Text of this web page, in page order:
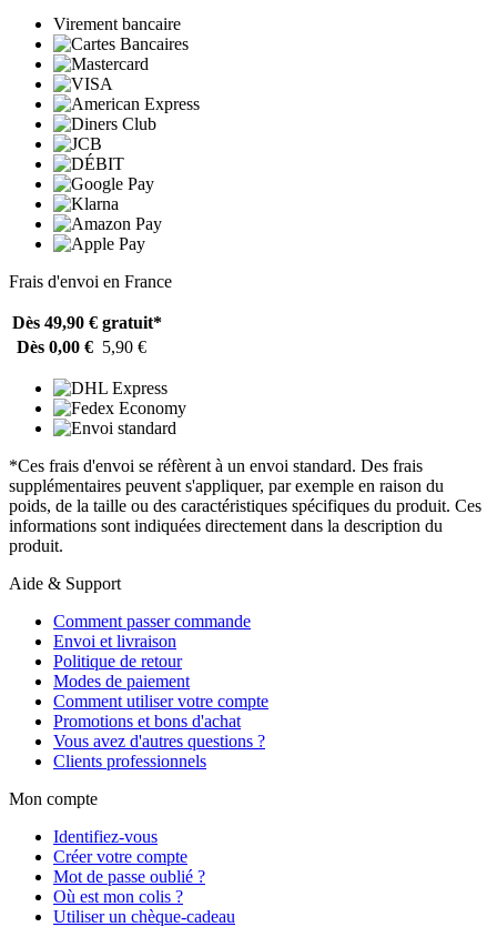
Virement bancaire
Frais d'envoi en France
Dès 49,90 € gratuit*
Dès 0,00 € 5,90 €
*Ces frais d'envoi se réfèrent à un envoi standard. Des frais
supplémentaires peuvent s'appliquer, par exemple en raison du
poids, de la taille ou des caractéristiques spécifiques du produit. Ces
informations sont indiquées directement dans la description du
produit.
Aide & Support
Comment passer commande
Envoi et livraison
Politique de retour
Modes de paiement
Comment utiliser votre compte
Promotions et bons d'achat
Vous avez d'autres questions ?
Clients professionnels
Mon compte
Identifiez-vous
Créer votre compte
Mot de passe oublié ?
Où est mon colis ?
Utiliser un chèque-cadeau